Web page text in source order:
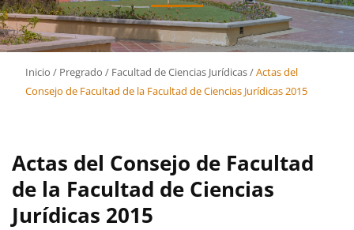
Inicio / Pregrado / Facultad de Ciencias Jurídicas/Actas del
Consejo de Facultad de la Facultad de Ciencias Jurídicas 2015
Actas del Consejo de Facultad
de la Facultad de Ciencias
Jurídicas 2015